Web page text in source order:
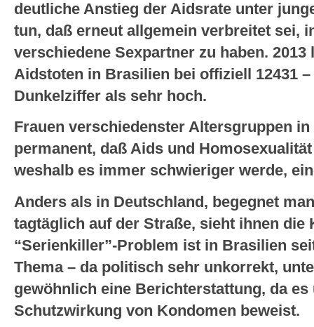
deutliche Anstieg der Aidsrate unter
tun, daß erneut allgemein verbreitet sei,
verschiedene Sexpartner zu haben. 2013
Aidstoten in Brasilien bei offiziell 12431
Dunkelziffer als sehr hoch.
Frauen verschiedenster Altersgruppen
permanent, daß Aids und
weshalb es immer schwieriger werde,
Anders als in Deutschland, begegnet
tagtäglich auf der Straße, sieht ihnen die
“Serienkiller”-Problem ist in Brasilien
Thema – da politisch sehr unkorrekt,
gewöhnlich eine Berichterstattung, da es
Schutzwirkung von Kondomen beweist.